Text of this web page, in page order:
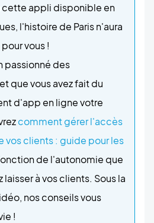
cette appli disponible en
l'histoire de Paris n'aura
vous !
passionné des
que vous avez fait du
d'app en ligne votre
comment gérer l'accès
vos clients : guide pour les
de l'autonomie que
laisser à vos clients. Sous la
nos conseils vous
!